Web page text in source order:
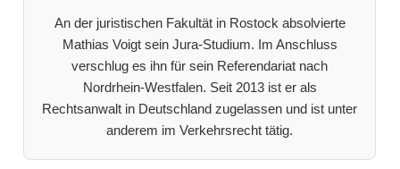
An der juristischen Fakultät in Rostock absolvierte
Mathias Voigt sein Jura-Studium. Im Anschluss
verschlug es ihn für sein Referendariat nach
Nordrhein-Westfalen. Seit 2013 ist er als
Rechtsanwalt in Deutschland zugelassen und ist unter
anderem im Verkehrsrecht tätig.